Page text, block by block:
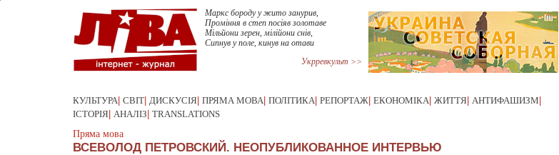
Маркс бороду у жито занурив,
Проміння в степ посіяв золотаве
Мільйони зерен, мілійони снів,
Сипнув у поле, кинув на отави
Укрревкульт >>
КУЛЬТУРА СВІТ ДИСКУСІЯ ПРЯМА МОВА ПОЛІТИКА РЕПОРТАЖ ЕКОНОМІКА ЖИТТЯ АНТИФАШИЗМ
ІСТОРІЯ АНАЛІЗ TRANSLATIONS
Пряма мова
ВСЕВОЛОД ПЕТРОВСКИЙ. НЕОПУБЛИКОВАННОЕ ИНТЕРВЬЮ